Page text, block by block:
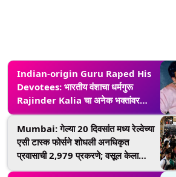
Indian-origin Guru Raped His
Devotees: भारतीय वंशाचा धर्मगुरू
Rajinder Kalia चा अनेक भक्तांवर
बलात्कार; यूके कोर्टाने ठोठावला 85 कोटींचा
दंड
Mumbai: गेल्या 20 दिवसांत मध्य रेल्वेच्या
एसी टास्क फोर्सने शोधली अनधिकृत
प्रवासाची 2,979 प्रकरणे; वसूल केला